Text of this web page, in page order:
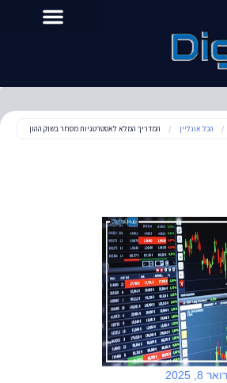
/ הכל אונליין / המדריך המלא לאסטרטגיות מסחר בשוק ההון
8, 2025